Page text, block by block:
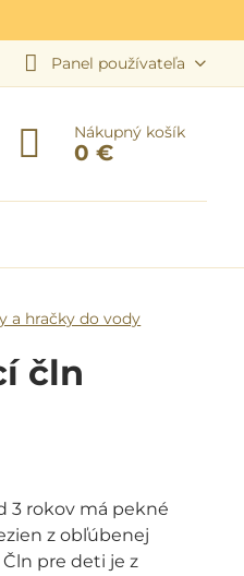
Panel používateľa
Nákupný košík
0 €
a hračky do vody
čln
3 rokov má pekné
z obľúbenej
pre deti je z